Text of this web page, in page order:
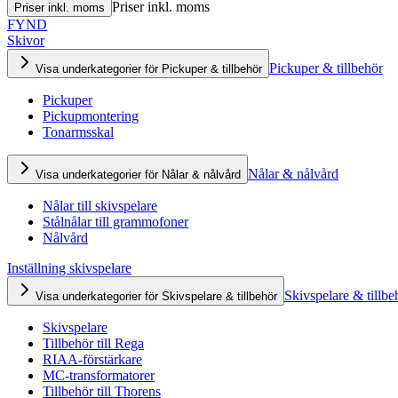
Priser inkl. moms Priser inkl. moms
FYND
Skivor
Visa underkategorier för Pickuper & tillbehör Pickuper & tillbehör
Pickuper
Pickupmontering
Tonarmsskal
Visa underkategorier för Nålar & nålvård Nålar & nålvård
Nålar till skivspelare
Stålnålar till grammofoner
Nålvård
Inställning skivspelare
Visa underkategorier för Skivspelare & tillbehör Skivspelare &
Skivspelare
Tillbehör till Rega
RIAA-förstärkare
MC-transformatorer
Tillbehör till Thorens